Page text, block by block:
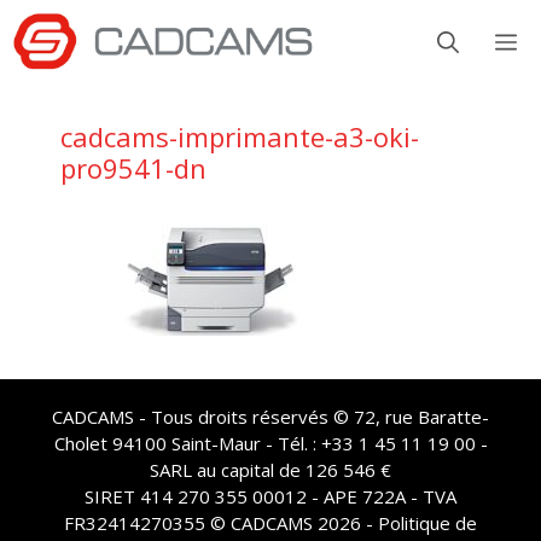
Aller
au
contenu
cadcams-imprimante-a3-oki-
pro9541-dn
CADCAMS - Tous droits réservés © 72, rue Baratte-
Cholet 94100 Saint-Maur - Tél. : +33 1 45 11 19 00 -
SARL au capital de 126 546 €
SIRET 414 270 355 00012 - APE 722A - TVA
FR32414270355 © CADCAMS 2026 - Politique de